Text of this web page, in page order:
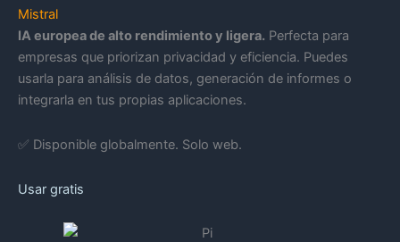
Mistral
IA europea de alto rendimiento y ligera. Perfecta para
empresas que priorizan privacidad y eficiencia. Puedes
usarla para análisis de datos, generación de informes o
integrarla en tus propias aplicaciones.
✅ Disponible globalmente. Solo web.
Usar gratis